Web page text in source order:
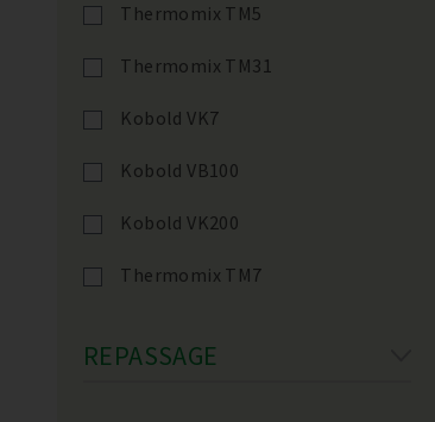
Thermomix TM5
Thermomix TM31
Kobold VK7
Kobold VB100
Kobold VK200
Thermomix TM7
REPASSAGE